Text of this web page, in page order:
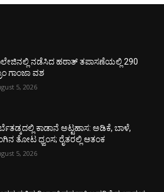
ನಡೆಸಿದ ಹಠಾತ್ ತಪಾಸಣೆಯಲ್ಲಿ 290
ಗಾಂಜಾ ವಶ
5, 2026
ಕಾಡಾನೆ ಅಟ್ಟಹಾಸ: ಅಡಿಕೆ, ಬಾಳೆ,
ತೋಟ ಧ್ವಂಸ; ರೈತರಲ್ಲಿ ಆತಂಕ
5, 2026